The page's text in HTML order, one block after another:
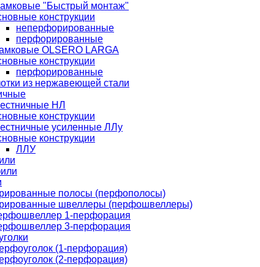
"Быстрый монтаж"
конструкции
неперфорированные
перфорированные
OLSERO LARGA
конструкции
перфорированные
из нержавеющей стали
НЛ
конструкции
усиленные ЛЛу
конструкции
ЛЛУ
полосы (перфополосы)
швеллеры (перфошвеллеры)
1-перфорация
3-перфорация
(1-перфорация)
(2-перфорация)